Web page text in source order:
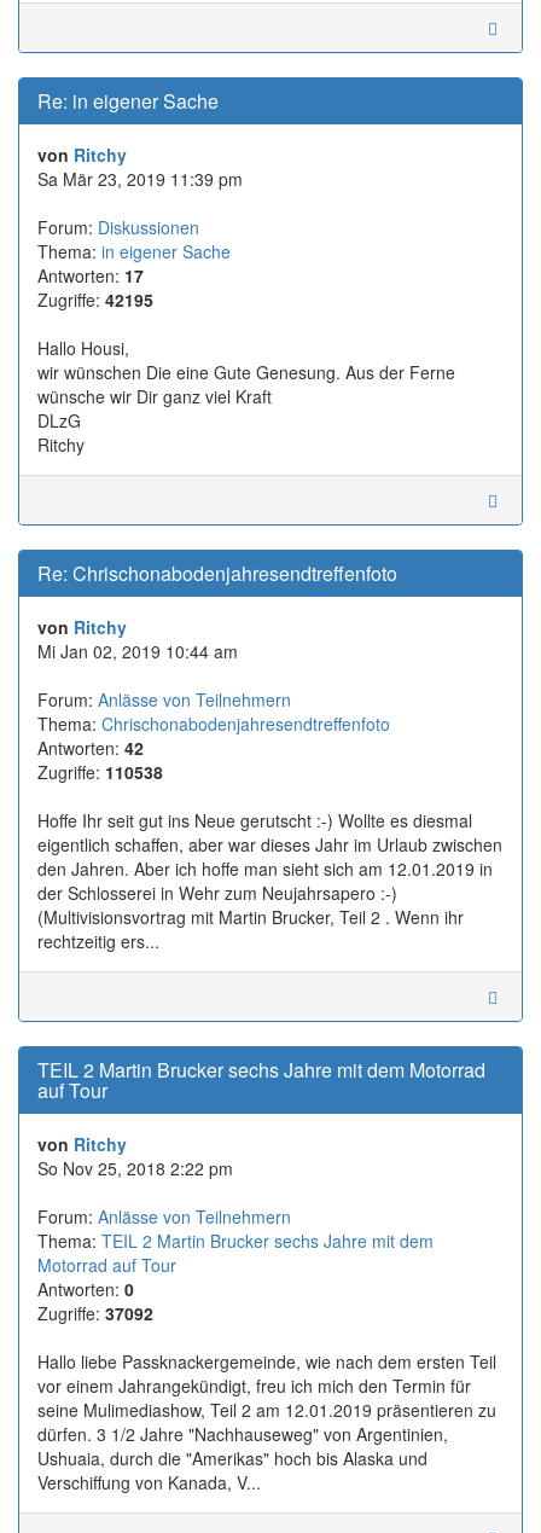
Re: in eigener Sache
von Ritchy
Sa Mär 23, 2019 11:39 pm
Forum: Diskussionen
Thema: in eigener Sache
Antworten: 17
Zugriffe: 42195
Hallo Housi,
wir wünschen Die eine Gute Genesung. Aus der Ferne
wünsche wir Dir ganz viel Kraft
DLzG
Ritchy
Re: Chrischonabodenjahresendtreffenfoto
von Ritchy
Mi Jan 02, 2019 10:44 am
Forum: Anlässe von Teilnehmern
Thema: Chrischonabodenjahresendtreffenfoto
Antworten: 42
Zugriffe: 110538
Hoffe Ihr seit gut ins Neue gerutscht :-) Wollte es diesmal
eigentlich schaffen, aber war dieses Jahr im Urlaub zwischen
den Jahren. Aber ich hoffe man sieht sich am 12.01.2019 in
der Schlosserei in Wehr zum Neujahrsapero :-)
(Multivisionsvortrag mit Martin Brucker, Teil 2 . Wenn ihr
rechtzeitig ers...
TEIL 2 Martin Brucker sechs Jahre mit dem Motorrad
auf Tour
von Ritchy
So Nov 25, 2018 2:22 pm
Forum: Anlässe von Teilnehmern
Thema: TEIL 2 Martin Brucker sechs Jahre mit dem
Motorrad auf Tour
Antworten: 0
Zugriffe: 37092
Hallo liebe Passknackergemeinde, wie nach dem ersten Teil
vor einem Jahrangekündigt, freu ich mich den Termin für
seine Mulimediashow, Teil 2 am 12.01.2019 präsentieren zu
dürfen. 3 1/2 Jahre "Nachhauseweg" von Argentinien,
Ushuaia, durch die "Amerikas" hoch bis Alaska und
Verschiffung von Kanada, V...